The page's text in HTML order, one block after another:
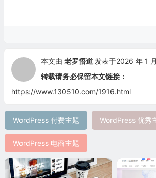
本文由 老罗悟道 发表于2026 年 1
转载请务必保留本文链接：
https://www.130510.com/1916.html
WordPress 付费主题 WordPress 优秀
WordPress 电商主题